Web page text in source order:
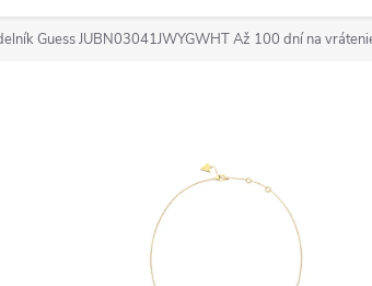
Guess JUBN03041JWYGWHTAž 100 dní na